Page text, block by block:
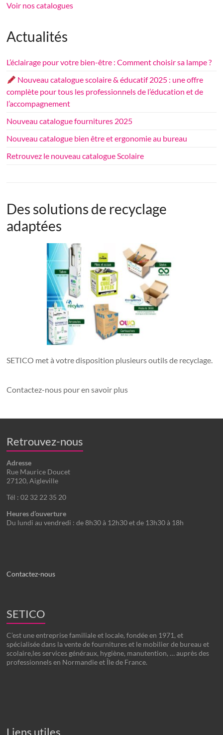
Voir nos catalogues
Actualités
L’éclairage pour votre bien-être : Comment choisir sa lampe ?
Nouveau catalogue scolaire & éducatif 2025 : une offre
complète pour tous les professionnels de l’éducation et de
l’accompagnement
Nouveau catalogue fournitures 2025
Nouveau catalogue bien être et ergonomie au bureau
Retrouvez le nouveau catalogue Scolaire
Des solutions de recyclage
adaptées
SETICO met à votre disposition plusieurs outils de recyclage.
Contactez-nous pour en savoir plus
Retrouvez-nous
Adresse
Rue Maurice Doucet
27120, Aigleville
Tél : 02 32 22 35 20
Heures d’ouverture
Du lundi au vendredi : de 8h30 à 12h30 et de 13h30 à 18h
Contactez-nous
SETICO
C’est une entreprise familiale et locale, fondée en 1971, et
spécialisée dans la vente de fournitures et le mobilier de bureau et
scolaire,les services généraux, hygiène, manutention, … auprès des
professionnels en Normandie et Île de France.
Liens utiles